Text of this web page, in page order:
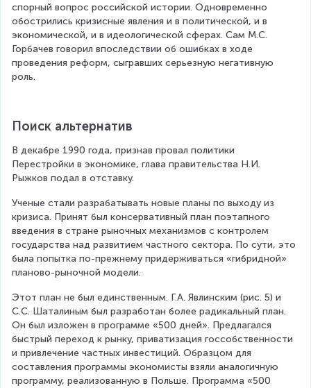
спорный вопрос российской истории. Одновременно
обострились кризисные явления и в политической, и в
экономической, и в идеологической сферах. Сам М.С.
Горбачев говорил впоследствии об ошибках в ходе
проведения реформ, сыгравших серьезную негативную
роль.
Поиск альтернатив
В декабре 1990 года, признав провал политики
Перестройки в экономике, глава правительства Н.И.
Рыжков подал в отставку.
Ученые стали разрабатывать новые планы по выходу из
кризиса. Принят был консервативный план поэтапного
введения в стране рыночных механизмов с контролем
государства над развитием частного сектора. По сути, это
была попытка по-прежнему придерживаться «гибридной»
планово-рыночной модели.
Этот план не был единственным. Г.А. Явлинским (рис. 5) и
С.С. Шаталиным был разработан более радикальный план.
Он был изложен в программе «500 дней». Предлагался
быстрый переход к рынку, приватизация госсобственности
и привлечение частных инвестиций. Образцом для
составления программы экономисты взяли аналогичную
программу, реализованную в Польше. Программа «500